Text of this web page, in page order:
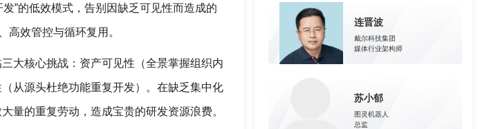
”的低效模式，告别因缺乏可见性而造成的
效管控与循环复用。
大核心挑战：资产可见性（全景掌握组织内
从源头杜绝功能重复开发）。在缺乏集中化
量的重复劳动，造成宝贵的研发资源浪费。
连晋波
戴尔科技集团
媒体行业架构师
苏小郁
图灵机器人
总监